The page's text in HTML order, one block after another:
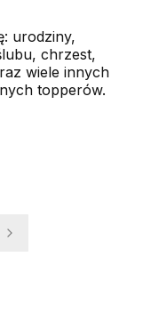
urodziny,
chrzest,
wiele innych
topperów.
Następne produkty